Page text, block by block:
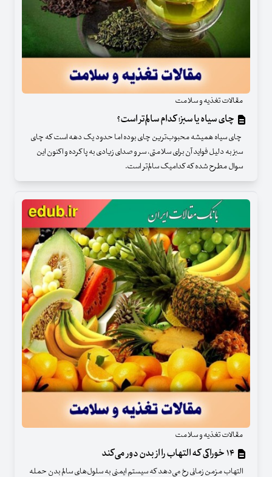
مقالات تغذیه و سلامت
چای سیاه یا سبز؛ کدام سالم‌تر است؟
چای سیاه همیشه محبوب‌ترین چای بوده اما حدود یک دهه است که چای
سبز به دلیل فواید آن برای سلامتی، سر و صدای زیادی به پا کرده و اکنون این
سوال مطرح شده که کدامیک سالم‌تر است.
مقالات تغذیه و سلامت
التهاب مزمن زمانی رخ می‌دهد که سیستم ایمنی به سلول‌های سالم بدن حمله